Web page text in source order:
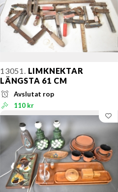
13051. LIMKNEKTAR
LÄNGSTA 61 CM
Avslutat rop
110 kr